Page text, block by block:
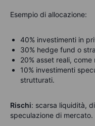
Esempio di allocazione:
40% investimenti in
30% hedge fund o
20% asset reali,
10% investimenti
strutturati.
Rischi: scarsa liquidità,
speculazione di mercato.